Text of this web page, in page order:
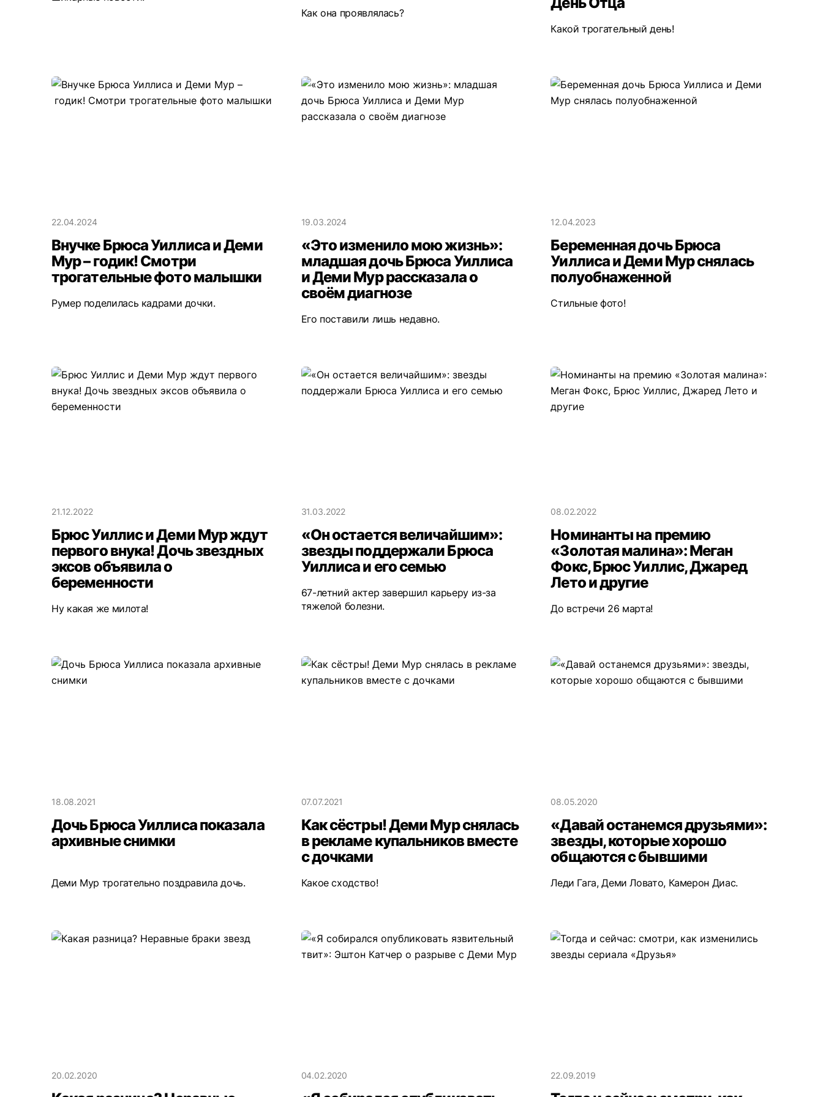
Как она проявлялась?
Какой трогательный день!
22.04.2024
Внучке Брюса Уиллиса и Деми
Мур – годик! Смотри
трогательные фото малышки
Румер поделилась кадрами дочки.
19.03.2024
«Это изменило мою жизнь»:
младшая дочь Брюса Уиллиса
и Деми Мур рассказала о
своём диагнозе
Его поставили лишь недавно.
12.04.2023
Беременная дочь Брюса
Уиллиса и Деми Мур снялась
полуобнаженной
Стильные фото!
21.12.2022
Брюс Уиллис и Деми Мур ждут
первого внука! Дочь звездных
эксов объявила о
беременности
Ну какая же милота!
31.03.2022
«Он остается величайшим»:
звезды поддержали Брюса
Уиллиса и его семью
67-летний актер завершил карьеру из-за
тяжелой болезни.
08.02.2022
Номинанты на премию
«Золотая малина»: Меган
Фокс, Брюс Уиллис, Джаред
Лето и другие
До встречи 26 марта!
18.08.2021
Дочь Брюса Уиллиса показала
архивные снимки
Деми Мур трогательно поздравила дочь.
07.07.2021
Как сёстры! Деми Мур снялась
в рекламе купальников вместе
с дочками
Какое сходство!
08.05.2020
«Давай останемся друзьями»:
звезды, которые хорошо
общаются с бывшими
Леди Гага, Деми Ловато, Камерон Диас.
20.02.2020 04.02.2020 22.09.2019